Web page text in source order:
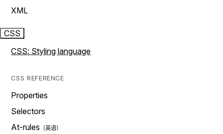
XML
CSS
CSS: Styling language
CSS REFERENCE
Properties
Selectors
At-rules